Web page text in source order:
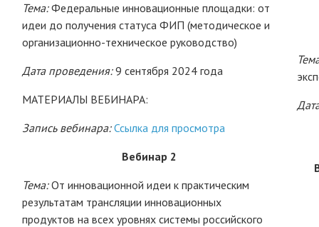
Тема:Федеральные инновационные площадки: от
идеи до получения статуса ФИП (методическое и
организационно-техническое руководство)
Дата проведения:9 сентября 2024 года
МАТЕРИАЛЫ ВЕБИНАРА:
Запись вебинара: Ссылка для просмотра
Вебинар 2
Тема:От инновационной идеи к практическим
результатам трансляции инновационных
продуктов на всех уровнях системы российского